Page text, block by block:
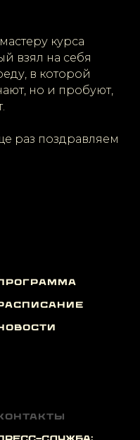
курса
взял на себя
в которой
но и пробуют,
раз поздравляем
служба: